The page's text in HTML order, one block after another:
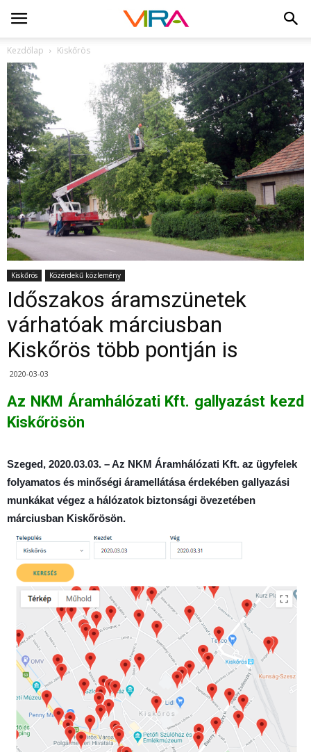
Kezdőlap Kiskőrös
Kiskőrös Közérdekű közlemény
Időszakos áramszünetek
várhatóak márciusban
Kiskőrös több pontján is
2020-03-03
Az NKM Áramhálózati Kft. gallyazást kezd
Kiskőrösön
Szeged, 2020.03.03. – Az NKM Áramhálózati Kft. az ügyfelek
folyamatos és minőségi áramellátása érdekében gallyazási
munkákat végez a hálózatok biztonsági övezetében
márciusban Kiskőrösön.